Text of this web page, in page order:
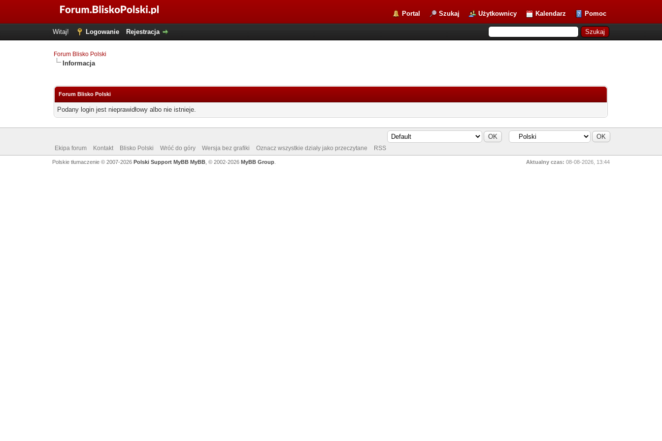
Portal Szukaj Użytkownicy Kalendarz Pomoc
Witaj! Logowanie Rejestracja
Forum Blisko Polski
Informacja
Forum Blisko Polski
Podany login jest nieprawidłowy albo nie istnieje.
Ekipa forum Kontakt Blisko Polski Wróć do góry Wersja bez grafiki Oznacz wszystkie działy jako przeczytane RSS
Aktualny czas: 08-08-2026, 13:44
Polskie tłumaczenie © 2007-2026 Polski Support MyBB MyBB, © 2002-2026 MyBB Group.